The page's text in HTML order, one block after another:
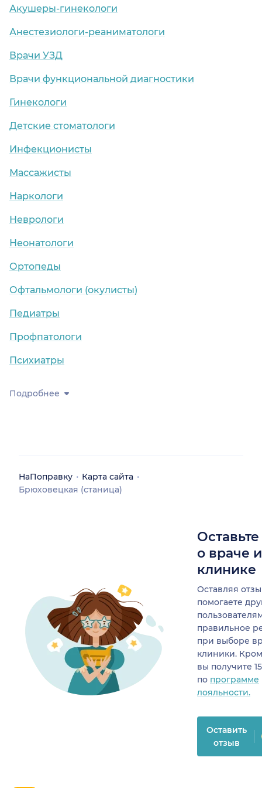
Акушеры-гинекологи
Анестезиологи-реаниматологи
Врачи УЗД
Врачи функциональной диагностики
Гинекологи
Детские стоматологи
Инфекционисты
Массажисты
Наркологи
Неврологи
Неонатологи
Ортопеды
Офтальмологи (окулисты)
Педиатры
Профпатологи
Психиатры
Подробнее
НаПоправку
Карта сайта
Брюховецкая (станица)
о враче
клинике
Оставляя
помогаете
правильное
при выборе
клиники.
вы получите
по программе
лояльности.
Оставить
отзыв